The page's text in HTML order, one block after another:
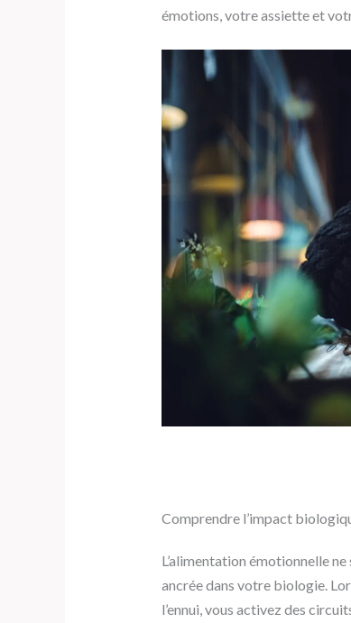
émotions, votre assiette et
Comprendre l’impact
L’alimentation émotionnelle
ancrée dans votre biologie.
l’ennui, vous activez des